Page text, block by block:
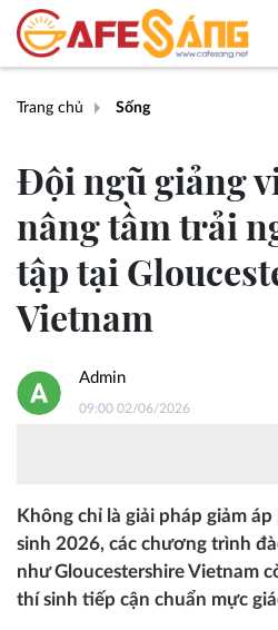
Trang chủ Sống
Đội ngũ giảng
nâng tầm trải
tập tại
Vietnam
Admin
09:00 02/06/2026
Không chỉ là giải pháp giảm
sinh 2026, các chương trình
như Gloucestershire Vietnam
thí sinh tiếp cận chuẩn mực